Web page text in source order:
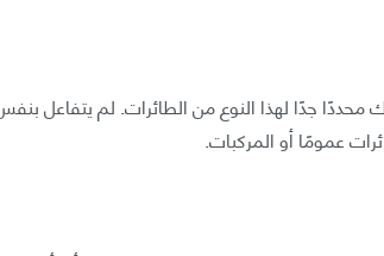
جدًا لهذا النوع من الطائرات. لم يتفاعل
عمومًا أو المركبات.